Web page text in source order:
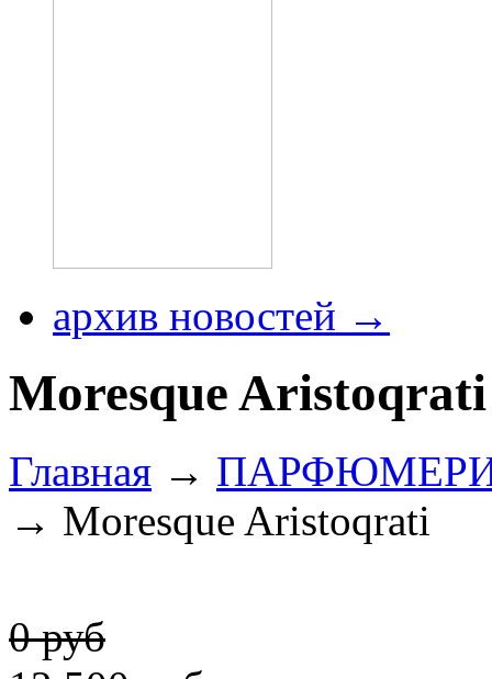
архив новостей →
Moresque Aristoqrati
Главная →
→ Moresque Aristoqrati
0 руб